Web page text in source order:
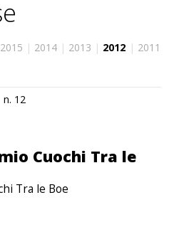
2015 | 2014| 2013 | 2012 | 2011
n. 12
Cuochi Tra le
Tra le Boe